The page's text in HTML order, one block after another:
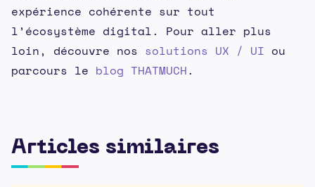
expérience cohérente sur tout
l’écosystème digital. Pour aller plus
loin, découvre nos solutions UX / UI ou
parcours le blog THATMUCH.
Articles similaires